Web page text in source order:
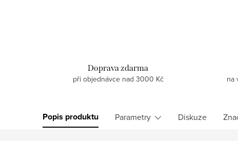
Doprava zdarma
při objednávce nad 3000 Kč na
Popis produktu Parametry Diskuze